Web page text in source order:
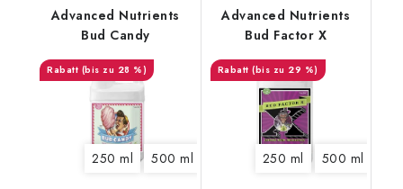
Advanced Nutrients
Bud Candy
(bis zu 28 %)
250 ml 500 ml 10 l 20 l
Advanced Nutrients
Bud Factor X
(bis zu 29 %)
250 ml 500 ml